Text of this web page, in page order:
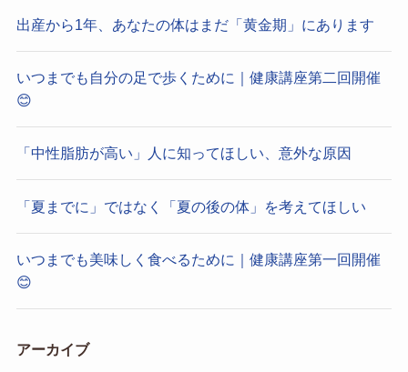
出産から1年、あなたの体はまだ「黄金期」にあります
いつまでも自分の足で歩くために｜健康講座第二回開催
😊
「中性脂肪が高い」人に知ってほしい、意外な原因
「夏までに」ではなく「夏の後の体」を考えてほしい
いつまでも美味しく食べるために｜健康講座第一回開催
😊
アーカイブ